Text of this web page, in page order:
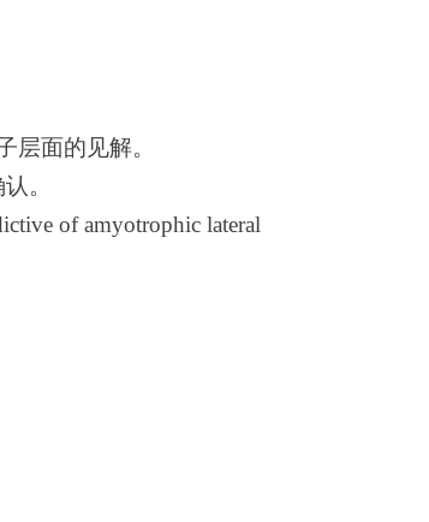
面的见解。
。
of amyotrophic lateral